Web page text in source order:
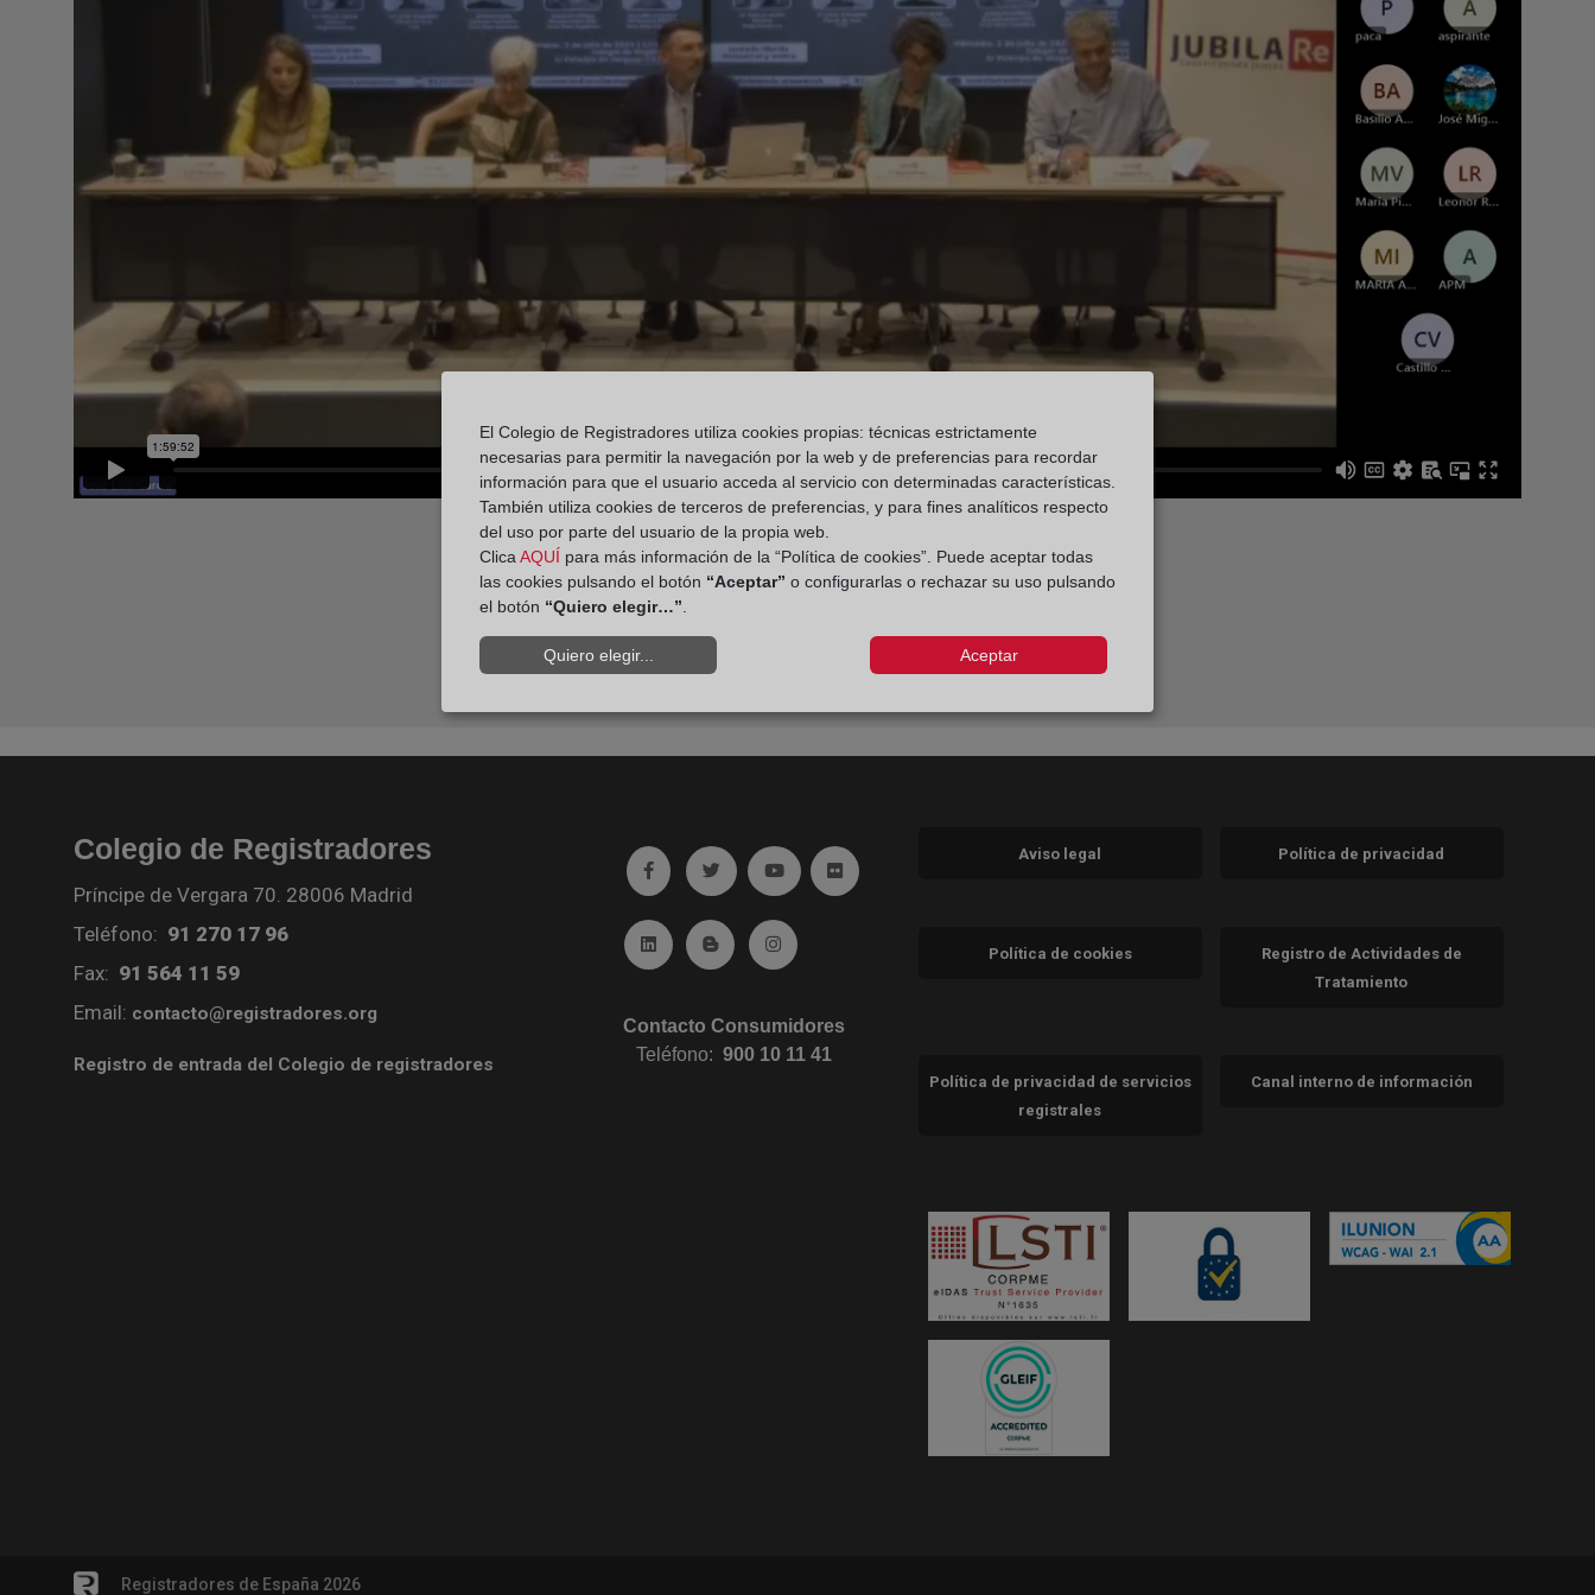
Colegio de Registradores
Príncipe de Vergara 70. 28006 Madrid
Teléfono: 91 270 17 96
Fax: 91 564 11 59
Email: contacto@registradores.org
Registro de entrada del Colegio de registradores
Ir a facebook (abre en ventana nueva)
Ir a twitter (abre en ventana nueva)
Ir a YouTube (abre en ventana nueva)
Ir a Flickr (abre en ventana nueva)
Ir a Linkedin (abre en ventana nueva)
Ir al Blog (abre en ventana nueva)
Ir a Instagram (abre en ventana nueva)
Contacto Consumidores
Teléfono:900 10 11 41
Aviso legal Política de privacidad
Política de cookies
Registro de Actividades de
Tratamiento
Política de privacidad de servicios
registrales
Canal interno de información
Registradores de España 2026
El Colegio de Registradores utiliza cookies propias: técnicas estrictamente
necesarias para permitir la navegación por la web y de preferencias para recordar
información para que el usuario acceda al servicio con determinadas características.
También utiliza cookies de terceros de preferencias, y para fines analíticos respecto
del uso por parte del usuario de la propia web.
ClicaAQUÍ para más información de la “Política de cookies”. Puede aceptar todas
las cookies pulsando el botón “Aceptar” o configurarlas o rechazar su uso pulsando
el botón “Quiero elegir…”.
Quiero elegir... Aceptar